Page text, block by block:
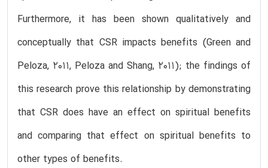
Furthermore, it has been shown qualitatively and
conceptually that CSR impacts benefits (Green and
Peloza, 2011, Peloza and Shang, 2011); the findings of
this research prove this relationship by demonstrating
that CSR does have an effect on spiritual benefits
and comparing that effect on spiritual benefits to
other types of benefits.